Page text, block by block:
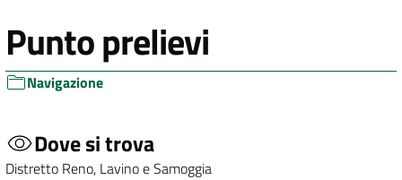
Punto prelievi
Navigazione
Dove si trova
Distretto Reno, Lavino e Samoggia